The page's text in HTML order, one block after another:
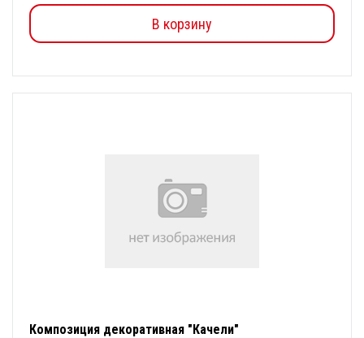
В корзину
Композиция декоративная "Качели"